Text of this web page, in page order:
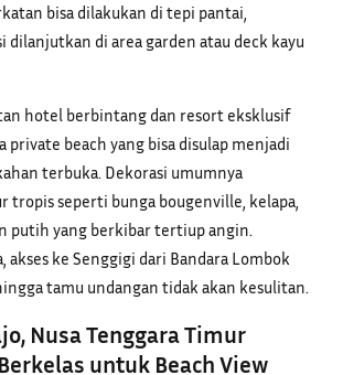
bisa dilakukan di tepi pantai,
dilanjutkan di area garden atau deck kayu
hotel berbintang dan resort eksklusif
private beach yang bisa disulap menjadi
terbuka. Dekorasi umumnya
tropis seperti bunga bougenville, kelapa,
putih yang berkibar tertiup angin.
akses ke Senggigi dari Bandara Lombok
tamu undangan tidak akan kesulitan.
Nusa Tenggara Timur
untuk Beach View